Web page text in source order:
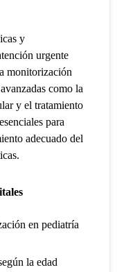
y
urgente
monitorización
como la
y el tratamiento
para
adecuado del
en pediatría
la edad